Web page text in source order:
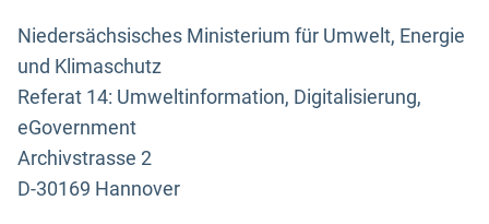
Niedersächsisches Ministerium für Umwelt, Energie
und Klimaschutz
Referat 14: Umweltinformation, Digitalisierung,
eGovernment
Archivstrasse 2
D-30169 Hannover